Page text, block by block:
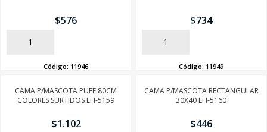
$576
AÑADIR
Código: 11946
$734
AÑADIR
Código: 11949
CAMA P/MASCOTA PUFF 80CM
COLORES SURTIDOS LH-5159
$1.102
CAMA P/MASCOTA RECTANGULAR
30X40 LH-5160
$446